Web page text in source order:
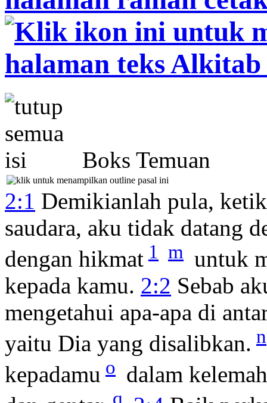
Boks Temuan
2:1 Demikianlah pula,
saudara, aku tidak datang
dengan hikmat 1 m untuk
kepada kamu. 2:2 Sebab
mengetahui apa-apa di
yaitu Dia yang disalibkan. n
kepadamu o dalam
q